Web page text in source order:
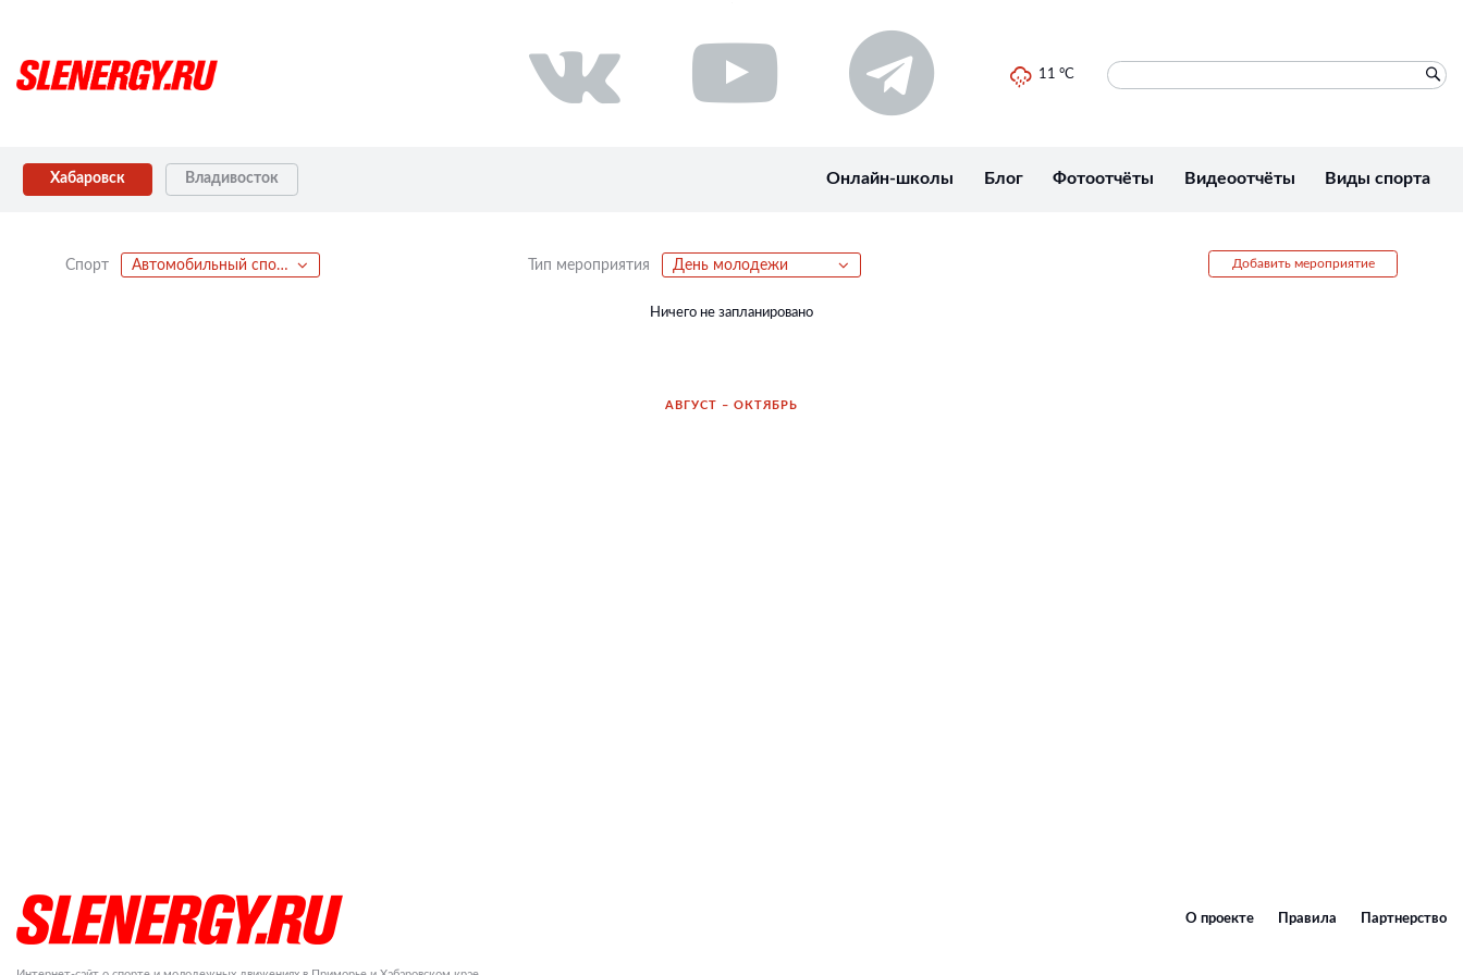
11 °C
Хабаровск Владивосток Онлайн-школы Блог Фотоотчёты Видеоотчёты Виды спорта
Спорт Автомобильный спорт Тип мероприятия День молодежи Добавить мероприятие
Ничего не запланировано
АВГУСТ – ОКТЯБРЬ
О проекте Правила Партнерство